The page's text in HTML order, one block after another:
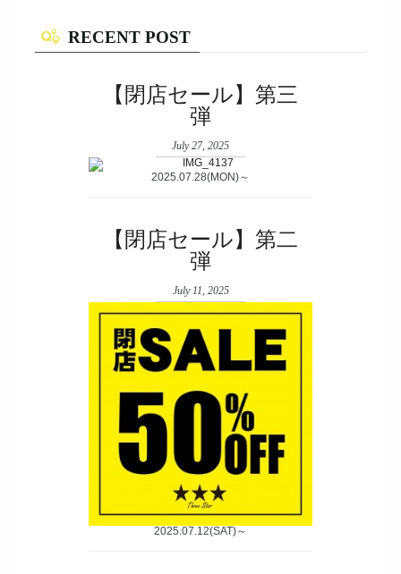
RECENT POST
【閉店セール】第三
弾
July 27, 2025
2025.07.28(MON)～
【閉店セール】第二
弾
July 11, 2025
2025.07.12(SAT)～